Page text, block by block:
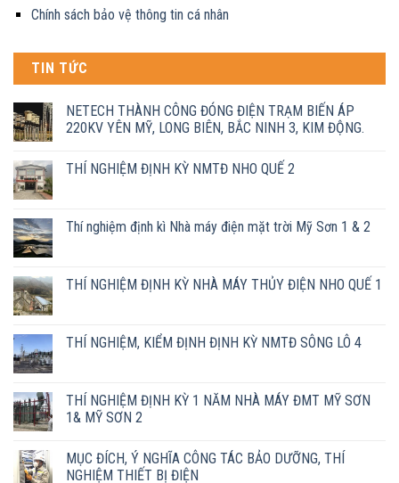
Chính sách bảo vệ thông tin cá nhân
TIN TỨC
NETECH THÀNH CÔNG ĐÓNG ĐIỆN TRẠM BIẾN ÁP
220KV YÊN MỸ, LONG BIÊN, BẮC NINH 3, KIM ĐỘNG.
THÍ NGHIỆM ĐỊNH KỲ NMTĐ NHO QUẾ 2
Thí nghiệm định kì Nhà máy điện mặt trời Mỹ Sơn 1 & 2
THÍ NGHIỆM ĐỊNH KỲ NHÀ MÁY THỦY ĐIỆN NHO QUẾ 1
THÍ NGHIỆM, KIỂM ĐỊNH ĐỊNH KỲ NMTĐ SÔNG LÔ 4
THÍ NGHIỆM ĐỊNH KỲ 1 NĂM NHÀ MÁY ĐMT MỸ SƠN
1& MỸ SƠN 2
MỤC ĐÍCH, Ý NGHĨA CÔNG TÁC BẢO DƯỠNG, THÍ
NGHIỆM THIẾT BỊ ĐIỆN